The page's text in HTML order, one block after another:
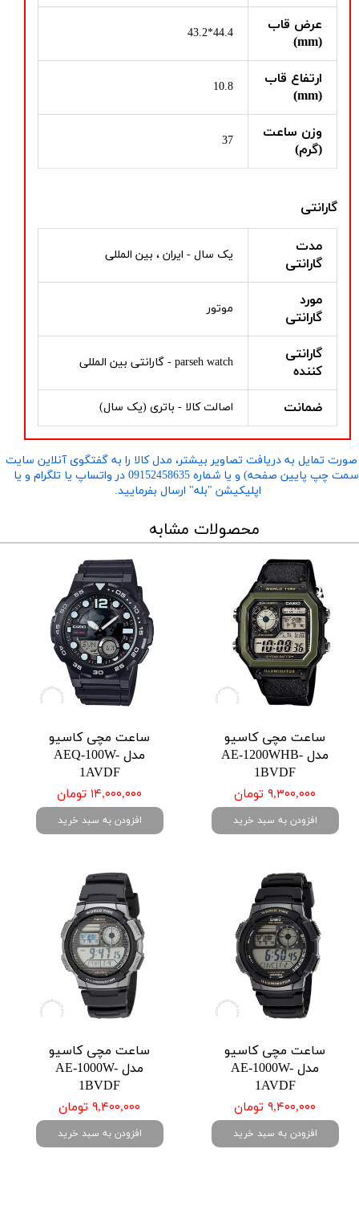
عرض قاب
(mm)
44.4*43.2
ارتفاع قاب
(mm)
10.8
وزن ساعت
(گرم)
37
گارانتی
مدت
گارانتی
یک سال - ایران ، بین المللی
مورد
گارانتی
موتور
گارانتی
کننده
parseh watch - گارانتی بین المللی
ضمانت اصالت کالا - باتری (یک سال)
تمایل به دریافت تصاویر بیشتر، مدل کالا را به گفتگوی آنلاین سایت
​​​​​​​(سمت چپ پایین صفحه) و یا شماره 09152458635 در واتساپ یا تلگرام و یا
اپلیکیشن "بله" ارسال بفرمایید.
محصولات مشابه
ساعت مچی کاسیو
مدل AE-1200WHB-
1BVDF
۹,۳۰۰,۰۰۰ تومان
افزودن به سبد خرید
ساعت مچی کاسیو
مدل AEQ-100W-
1AVDF
۱۴,۰۰۰,۰۰۰ تومان
افزودن به سبد خرید
ساعت مچی کاسیو
مدل AE-1000W-
1AVDF
۹,۴۰۰,۰۰۰ تومان
افزودن به سبد خرید
ساعت مچی کاسیو
مدل AE-1000W-
1BVDF
۹,۴۰۰,۰۰۰ تومان
افزودن به سبد خرید